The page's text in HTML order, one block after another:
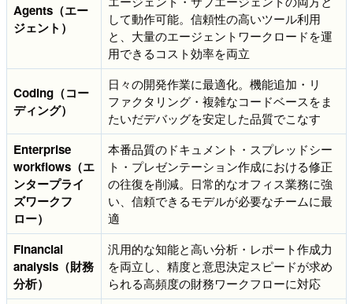
Agents（エー
ジェント）
して動作可能。信頼性の高いツール利用
と、大量のエージェントワークロードを運
用できるコスト効率を両立
Coding（コー
ディング）
日々の開発作業に最適化。機能追加・リ
ファクタリング・複雑なコードベースをま
たいだデバッグを安定した品質でこなす
Enterprise
workflows（エ
ンタープライ
ズワークフ
ロー）
本番品質のドキュメント・スプレッドシー
ト・プレゼンテーション作成における修正
の往復を削減。日常的なオフィス業務に強
い、信頼できるモデルが必要なチームに最
適
Financial
analysis（財務
分析）
汎用的な知能と高い分析・レポート作成力
を両立し、精度と意思決定スピードが求め
られる高頻度の財務ワークフローに対応